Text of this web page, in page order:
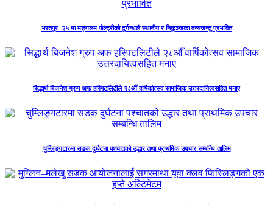
भरतपुर–२५ मा मङ्गलम पोल्ट्रीको दुर्गन्धले स्थानीय र निकुञ्जका वन्यजन्तु प्रभावित
सिद्धार्थ बिजनेश ग्रुप अफ हस्पिटलिटीले २८औँ वार्षिकोत्सव सामाजिक उत्तरदायित्वसहित मनाए
चुम्लिङ्गटारमा सडक दुर्घटना पश्चातको उद्धार तथा प्राथमिक उपचार सम्बन्धि तालिम